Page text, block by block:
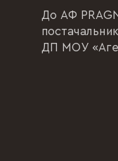
До АФ
ДП МОУ